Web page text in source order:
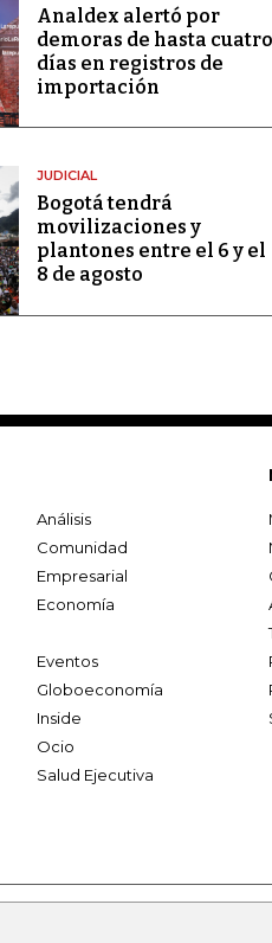
Analdex alertó por
demoras de hasta cuatro
días en registros de
importación
JUDICIAL
Bogotá tendrá
movilizaciones y
plantones entre el 6 y el
8 de agosto
Análisis
Comunidad
Empresarial
Economía
Eventos
Globoeconomía
Inside
Ocio
Salud Ejecutiva